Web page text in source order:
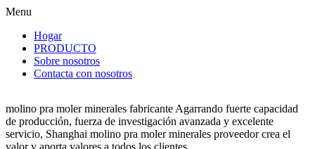
Menu
Hogar
PRODUCTO
Sobre nosotros
Contacta con nosotros
molino pra moler minerales fabricante Agarrando fuerte capacidad
de producción, fuerza de investigación avanzada y excelente
servicio, Shanghai molino pra moler minerales proveedor crea el
valor y aporta valores a todos los clientes.